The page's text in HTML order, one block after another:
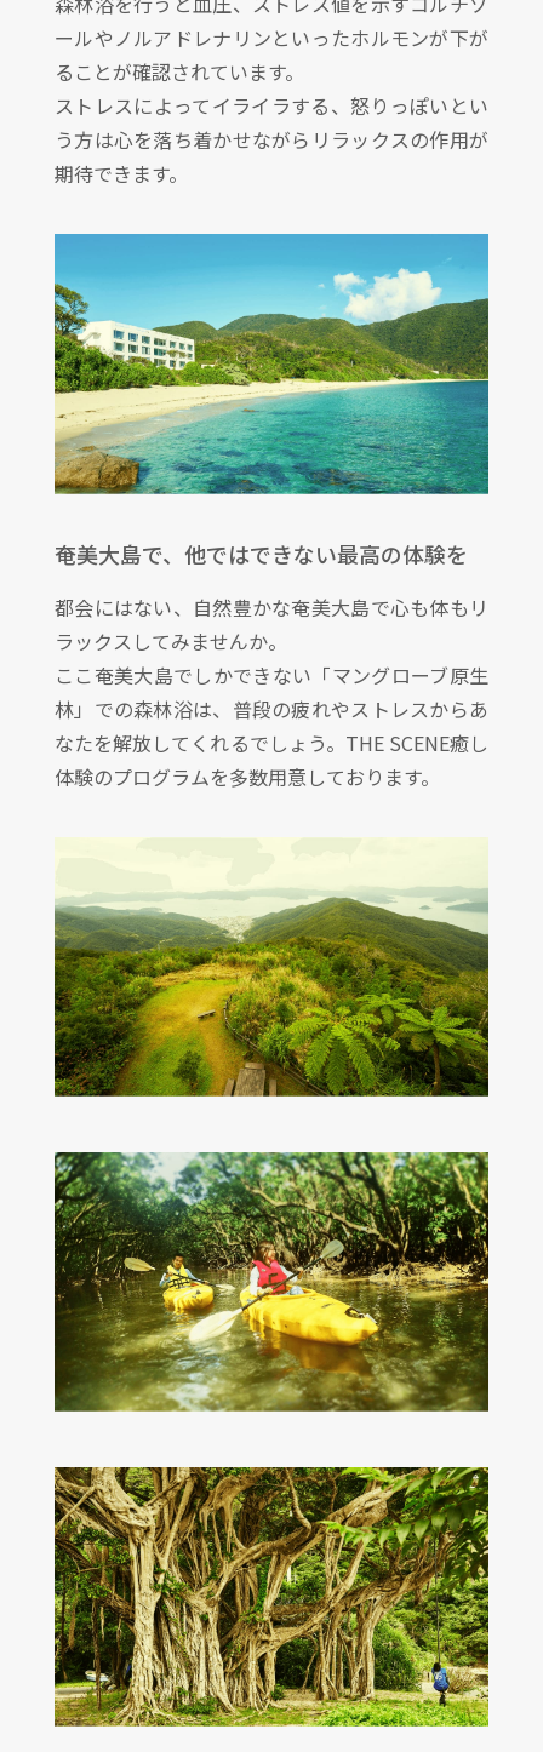
ールやノルアドレナリンといったホルモンが下が
ることが確認されています。
ストレスによってイライラする、怒りっぽいとい
う方は心を落ち着かせながらリラックスの作用が
期待できます。
奄美大島で、他ではできない最高の体験を
都会にはない、自然豊かな奄美大島で心も体もリ
ラックスしてみませんか。
ここ奄美大島でしかできない「マングローブ原生
林」での森林浴は、普段の疲れやストレスからあ
なたを解放してくれるでしょう。THE SCENE癒し
体験のプログラムを多数用意しております。